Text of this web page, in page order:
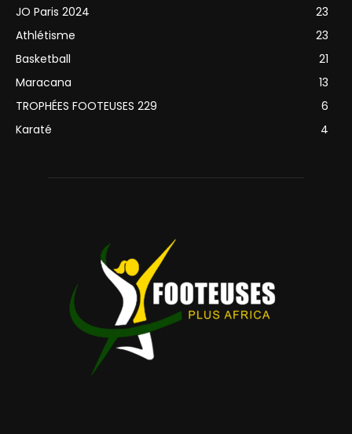
JO Paris 2024
23
Athlétisme
23
Basketball
21
Maracana
13
TROPHÉES FOOTEUSES 229
6
Karaté
4